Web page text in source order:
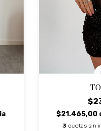
$21.465,00
3 cuotas sin